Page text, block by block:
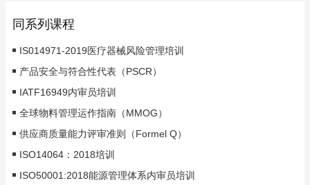
同系列课程
IS014971-2019医疗器械风险管理培训
产品安全与符合性代表（PSCR）
IATF16949内审员培训
全球物料管理运作指南（MMOG）
供应商质量能力评审准则（Formel Q）
ISO14064：2018培训
ISO50001:2018能源管理体系内审员培训